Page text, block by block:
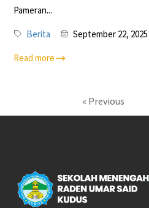
Pameran...
Berita September 22, 2025
Read more
« Previous